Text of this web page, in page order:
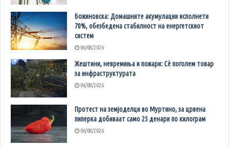
Божиновска: Домашните акумулации исполнети
70%, обезбедена стабилност на енергетскиот
систем
06/08/2026
Жештини, невремиња и пожари: Сè поголем товар
за инфраструктурата
06/08/2026
Протест на земјоделци во Муртино, за црвена
пиперка добиваат само 25 денари по килограм
06/08/2026